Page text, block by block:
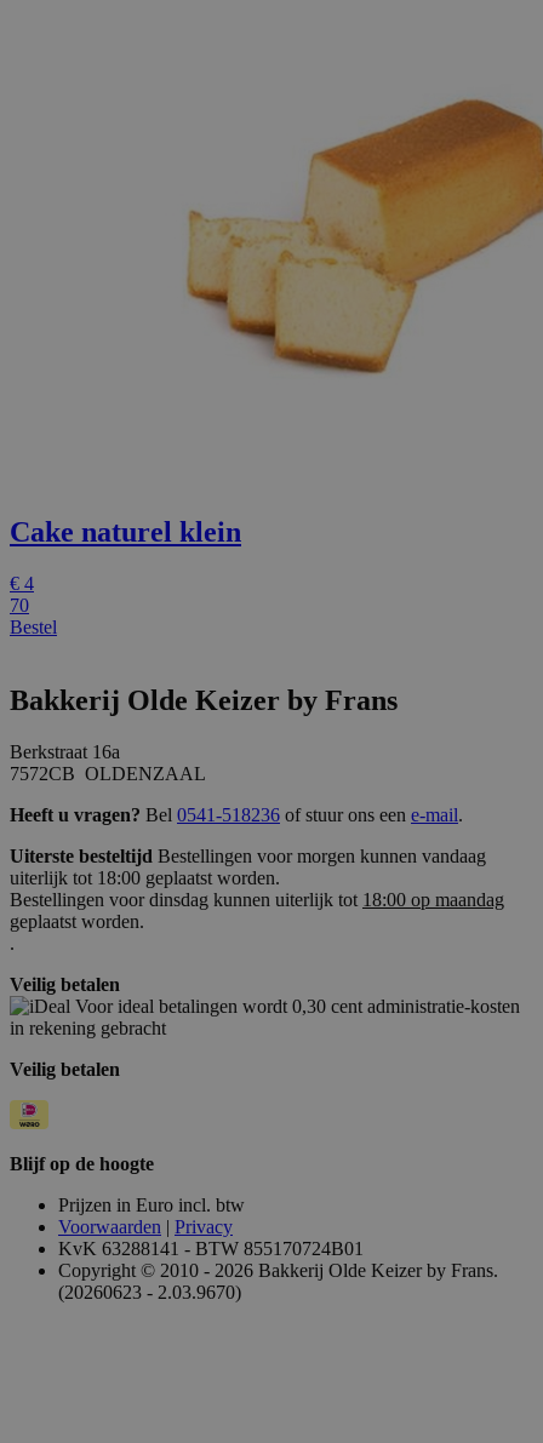
Cake naturel klein
€ 4
70
Bestel
Bakkerij Olde Keizer by Frans
Berkstraat 16a
7572CB OLDENZAAL
Heeft u vragen? Bel 0541-518236 of stuur ons een e-mail.
Uiterste besteltijd Bestellingen voor morgen kunnen vandaag
uiterlijk tot 18:00 geplaatst worden.
Bestellingen voor dinsdag kunnen uiterlijk tot 18:00 op maandag
geplaatst worden.
.
Veilig betalen
Voor ideal betalingen wordt 0,30 cent administratie-kosten
in rekening gebracht
Veilig betalen
Blijf op de hoogte
Prijzen in Euro incl. btw
Voorwaarden | Privacy
KvK 63288141 - BTW 855170724B01
Copyright © 2010 - 2026 Bakkerij Olde Keizer by Frans.
(20260623 - 2.03.9670)